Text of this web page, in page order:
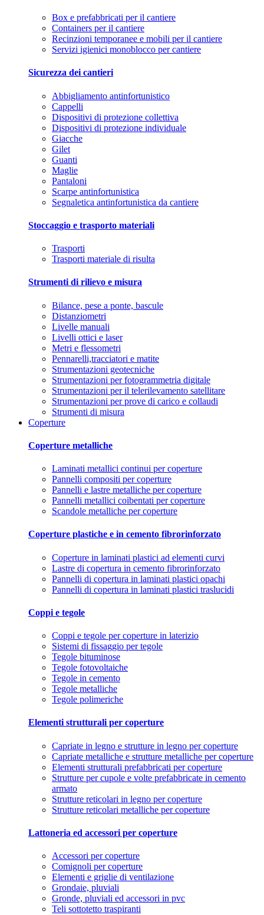
Box e prefabbricati per il cantiere
Containers per il cantiere
Recinzioni temporanee e mobili per il cantiere
Servizi igienici monoblocco per cantiere
Sicurezza dei cantieri
Abbigliamento antinfortunistico
Cappelli
Dispositivi di protezione collettiva
Dispositivi di protezione individuale
Giacche
Gilet
Guanti
Maglie
Pantaloni
Scarpe antinfortunistica
Segnaletica antinfortunistica da cantiere
Stoccaggio e trasporto materiali
Trasporti
Trasporti materiale di risulta
Strumenti di rilievo e misura
Bilance, pese a ponte, bascule
Distanziometri
Livelle manuali
Livelli ottici e laser
Metri e flessometri
Pennarelli,tracciatori e matite
Strumentazioni geotecniche
Strumentazioni per fotogrammetria digitale
Strumentazioni per il telerilevamento satellitare
Strumentazioni per prove di carico e collaudi
Strumenti di misura
Coperture
Coperture metalliche
Laminati metallici continui per coperture
Pannelli compositi per coperture
Pannelli e lastre metalliche per coperture
Pannelli metallici coibentati per coperture
Scandole metalliche per coperture
Coperture plastiche e in cemento fibrorinforzato
Coperture in laminati plastici ad elementi curvi
Lastre di copertura in cemento fibrorinforzato
Pannelli di copertura in laminati plastici opachi
Pannelli di copertura in laminati plastici traslucidi
Coppi e tegole
Coppi e tegole per coperture in laterizio
Sistemi di fissaggio per tegole
Tegole bituminose
Tegole fotovoltaiche
Tegole in cemento
Tegole metalliche
Tegole polimeriche
Elementi strutturali per coperture
Capriate in legno e strutture in legno per coperture
Capriate metalliche e strutture metalliche per coperture
Elementi strutturali prefabbricati per coperture
Strutture per cupole e volte prefabbricate in cemento
armato
Strutture reticolari in legno per coperture
Strutture reticolari metalliche per coperture
Lattoneria ed accessori per coperture
Accessori per coperture
Comignoli per coperture
Elementi e griglie di ventilazione
Grondaie, pluviali
Gronde, pluviali ed accessori in pvc
Teli sottotetto traspiranti